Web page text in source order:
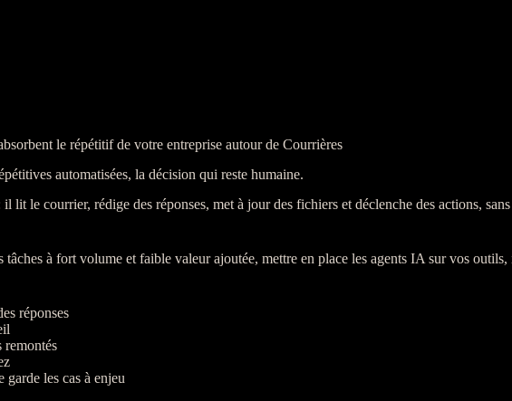
le répétitif de votre entreprise autour de Courrières
automatisées, la décision qui reste humaine.
lit le courrier, rédige des réponses, met à jour des fichiers et déclenche des actions,
à fort volume et faible valeur ajoutée, mettre en place les agents IA sur vos outils,
réponses
remontés
les cas à enjeu